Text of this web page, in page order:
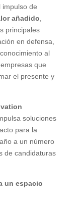
de
añadido
principales
en defensa,
al
que
el presente y
soluciones
para la
a un número
de candidaturas
un espacio